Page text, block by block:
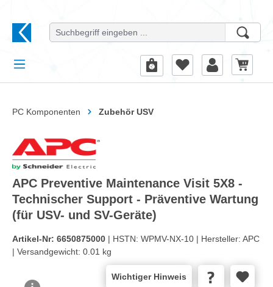
PC Komponenten Zubehör USV
APC Preventive Maintenance Visit 5X8 -
Technischer Support - Präventive Wartung
(für USV- und SV-Geräte)
Artikel-Nr: 6650875000 | HSTN: WPMV-NX-10 | Hersteller: APC
| Versandgewicht: 0.01 kg
Wichtiger Hinweis